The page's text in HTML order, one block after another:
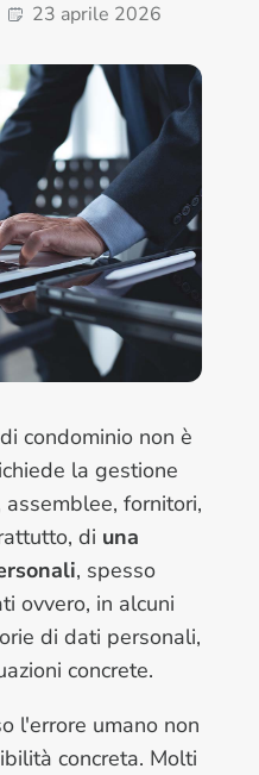
23 aprile 2026
condominio non è
la gestione
fornitori,
di una
, spesso
ovvero, in alcuni
di dati personali,
concrete.
l'errore umano non
concreta. Molti